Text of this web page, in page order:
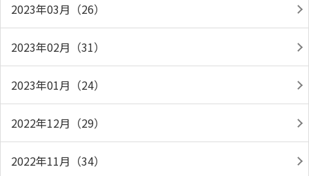
2023年03月（26）
2023年02月（31）
2023年01月（24）
2022年12月（29）
2022年11月（34）